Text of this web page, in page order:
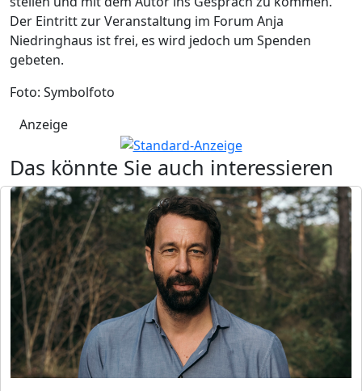
Der Eintritt zur Veranstaltung im Forum Anja
Niedringhaus ist frei, es wird jedoch um Spenden
gebeten.
Foto: Symbolfoto
Anzeige
Das könnte Sie auch interessieren